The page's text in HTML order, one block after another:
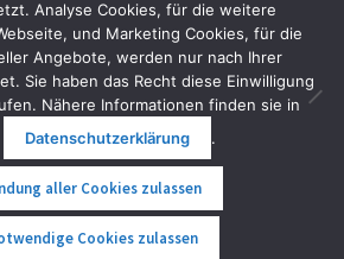
Elektromobilität 2026
Erstellt mit WooCommerce
Analyse Cookies, für die weitere
und Marketing Cookies, für die
Angebote, werden nur nach Ihrer
Sie haben das Recht diese Einwilligung
Nähere Informationen finden sie in
Datenschutzerklärung .
aller Cookies zulassen
Cookies zulassen